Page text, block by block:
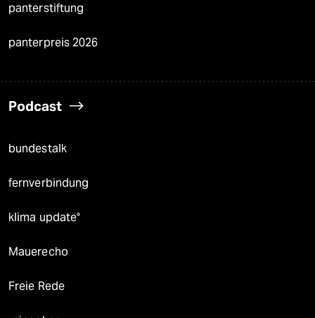
panterstiftung
panterpreis 2026
Podcast
bundestalk
fernverbindung
klima update°
Mauerecho
Freie Rede